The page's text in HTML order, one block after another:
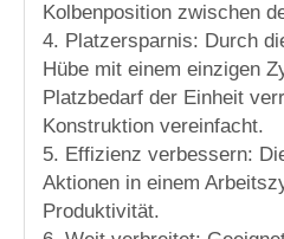
Kolbenposition zwischen
4. Platzersparnis: Durch
Hübe mit einem einzigen
Platzbedarf der Einheit
Konstruktion vereinfacht.
5. Effizienz verbessern:
Aktionen in einem
Produktivität.